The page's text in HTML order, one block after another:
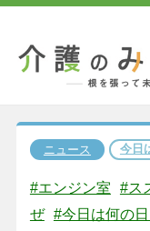
ニュース 今日
#エンジン室 #ス
ぜ #今日は何の日